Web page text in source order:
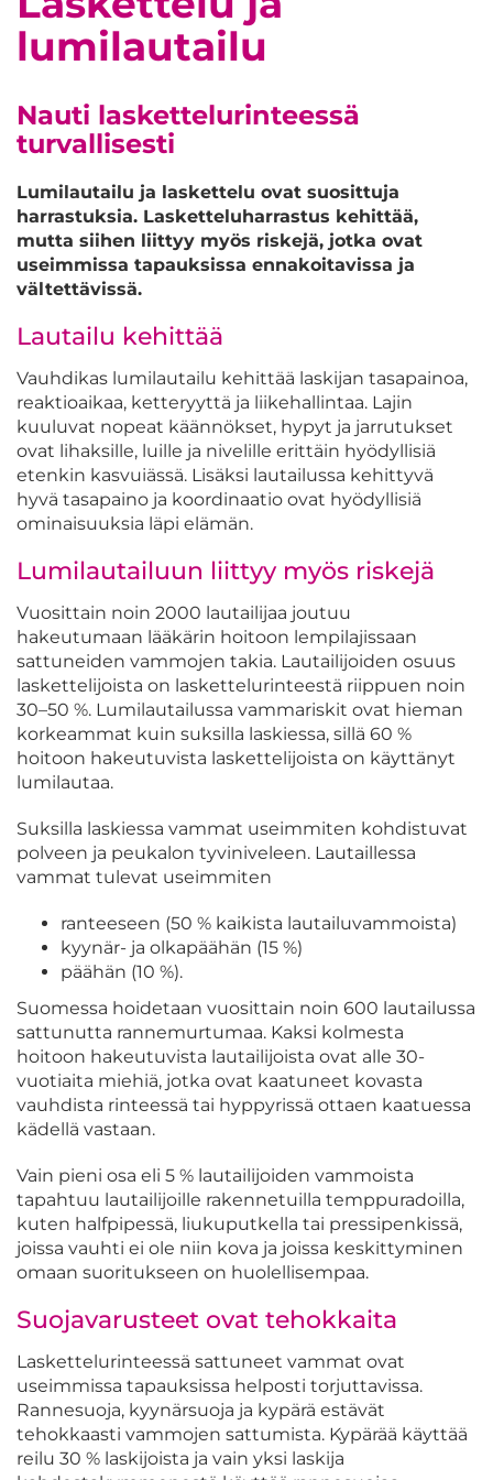
lumilautailu
Nauti laskettelurinteessä
turvallisesti
Lumilautailu ja laskettelu ovat suosittuja
harrastuksia. Lasketteluharrastus kehittää,
mutta siihen liittyy myös riskejä, jotka ovat
useimmissa tapauksissa ennakoitavissa ja
vältettävissä.
Lautailu kehittää
Vauhdikas lumilautailu kehittää laskijan tasapainoa,
reaktioaikaa, ketteryyttä ja liikehallintaa. Lajin
kuuluvat nopeat käännökset, hypyt ja jarrutukset
ovat lihaksille, luille ja nivelille erittäin hyödyllisiä
etenkin kasvuiässä. Lisäksi lautailussa kehittyvä
hyvä tasapaino ja koordinaatio ovat hyödyllisiä
ominaisuuksia läpi elämän.
Lumilautailuun liittyy myös riskejä
Vuosittain noin 2000 lautailijaa joutuu
hakeutumaan lääkärin hoitoon lempilajissaan
sattuneiden vammojen takia. Lautailijoiden osuus
laskettelijoista on laskettelurinteestä riippuen noin
30–50 %. Lumilautailussa vammariskit ovat hieman
korkeammat kuin suksilla laskiessa, sillä 60 %
hoitoon hakeutuvista laskettelijoista on käyttänyt
lumilautaa.
Suksilla laskiessa vammat useimmiten kohdistuvat
polveen ja peukalon tyviniveleen. Lautaillessa
vammat tulevat useimmiten
ranteeseen (50 % kaikista lautailuvammoista)
kyynär- ja olkapäähän (15 %)
päähän (10 %).
Suomessa hoidetaan vuosittain noin 600 lautailussa
sattunutta rannemurtumaa. Kaksi kolmesta
hoitoon hakeutuvista lautailijoista ovat alle 30-
vuotiaita miehiä, jotka ovat kaatuneet kovasta
vauhdista rinteessä tai hyppyrissä ottaen kaatuessa
kädellä vastaan.
Vain pieni osa eli 5 % lautailijoiden vammoista
tapahtuu lautailijoille rakennetuilla temppuradoilla,
kuten halfpipessä, liukuputkella tai pressipenkissä,
joissa vauhti ei ole niin kova ja joissa keskittyminen
omaan suoritukseen on huolellisempaa.
Suojavarusteet ovat tehokkaita
Laskettelurinteessä sattuneet vammat ovat
useimmissa tapauksissa helposti torjuttavissa.
Rannesuoja, kyynärsuoja ja kypärä estävät
tehokkaasti vammojen sattumista. Kypärää käyttää
reilu 30 % laskijoista ja vain yksi laskija